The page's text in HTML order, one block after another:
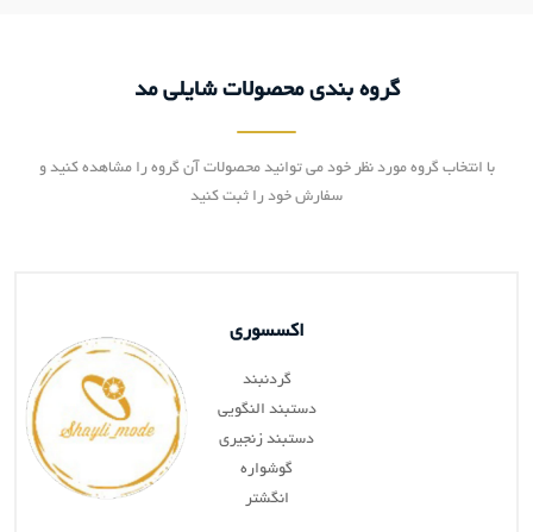
گروه بندی محصولات شایلی مد
با انتخاب گروه مورد نظر خود می توانید محصولات آن گروه را مشاهده کنید و
سفارش خود را ثبت کنید
اکسسوری
گردنبند
دستبند النگویی
دستبند زنجیری
گوشواره
انگشتر